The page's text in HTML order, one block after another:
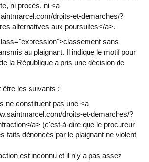
ni procès, ni <a
droits-et-demarches/?
alternatives aux poursuites</a>.
sans
au plaignant. Il indique le motif pour
la République a pris une décision de
être les suivants :
ne constituent pas une <a
droits-et-demarches/?
a> (c'est-à-dire que le procureur
faits dénoncés par le plaignant ne violent
est inconnu et il n'y a pas assez